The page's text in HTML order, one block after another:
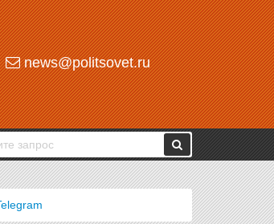
news@politsovet.ru